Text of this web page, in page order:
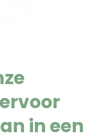
in een